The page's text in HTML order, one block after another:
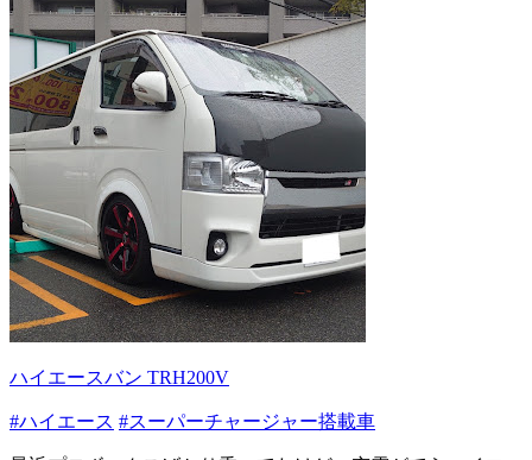
ハイエースバン TRH200V
#ハイエース #スーパーチャージャー搭載車